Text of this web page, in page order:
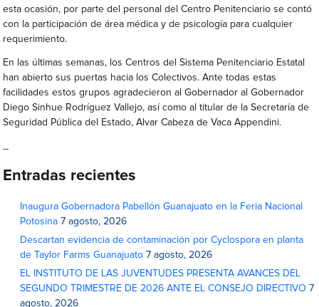
esta ocasión, por parte del personal del Centro Penitenciario se contó
con la participación de área médica y de psicología para cualquier
requerimiento.
En las últimas semanas, los Centros del Sistema Penitenciario Estatal
han abierto sus puertas hacia los Colectivos. Ante todas estas
facilidades estos grupos agradecieron al Gobernador al Gobernador
Diego Sinhue Rodríguez Vallejo, así como al titular de la Secretaría de
Seguridad Pública del Estado, Alvar Cabeza de Vaca Appendini.
Entradas recientes
Inaugura Gobernadora Pabellón Guanajuato en la Feria Nacional
Potosina 7 agosto, 2026
Descartan evidencia de contaminación por Cyclospora en planta
de Taylor Farms Guanajuato 7 agosto, 2026
EL INSTITUTO DE LAS JUVENTUDES PRESENTA AVANCES DEL
SEGUNDO TRIMESTRE DE 2026 ANTE EL CONSEJO DIRECTIVO 7
agosto, 2026